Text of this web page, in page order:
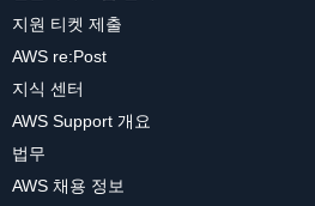
지원 티켓 제출
AWS re:Post
지식 센터
AWS Support 개요
법무
AWS 채용 정보